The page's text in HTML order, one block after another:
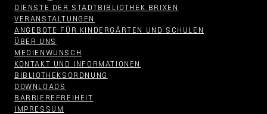
DIENSTE DER STADTBIBLIOTHEK BRIXEN
VERANSTALTUNGEN
ANGEBOTE FÜR KINDERGÄRTEN UND SCHULEN
ÜBER UNS
MEDIENWUNSCH
KONTAKT UND INFORMATIONEN
BIBLIOTHEKSORDNUNG
DOWNLOADS
BARRIEREFREIHEIT
IMPRESSUM